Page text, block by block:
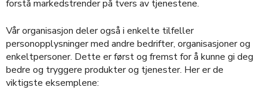
forstå markedstrender på tvers av tjenestene.
Vår organisasjon deler også i enkelte tilfeller
personopplysninger med andre bedrifter, organisasjoner og
enkeltpersoner. Dette er først og fremst for å kunne gi deg
bedre og tryggere produkter og tjenester. Her er de
viktigste eksemplene: